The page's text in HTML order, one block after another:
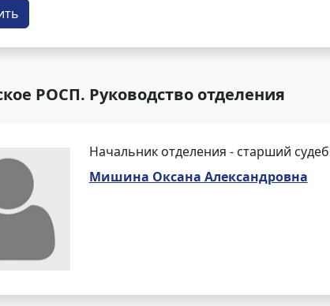
РОСП. Руководство отделения
Начальник отделения - старший
Мишина Оксана Александровна